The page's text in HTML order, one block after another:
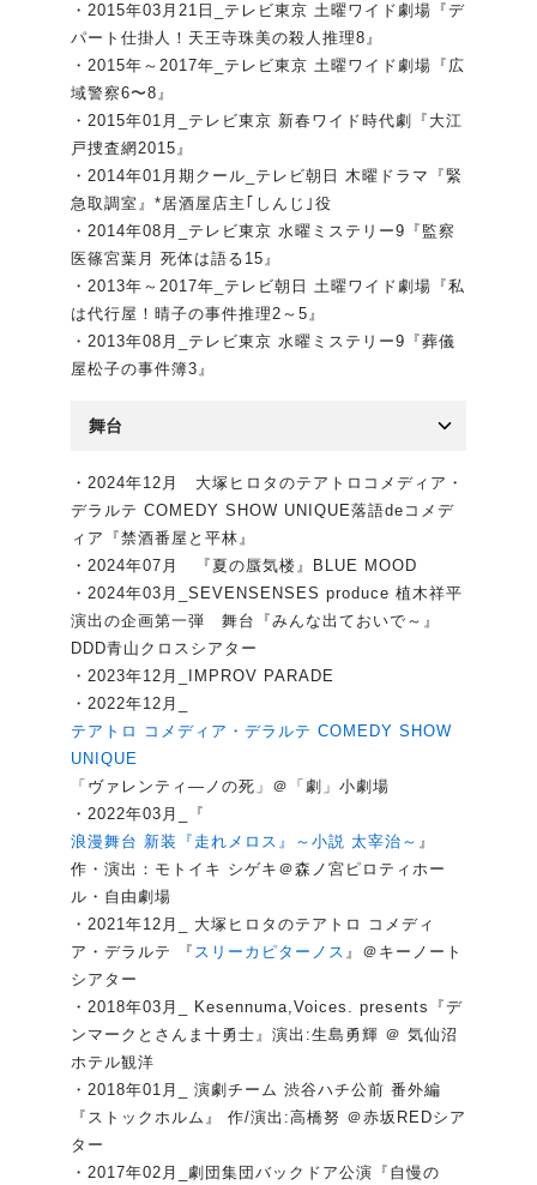
・2015年03月21日_テレビ東京 土曜ワイド劇場『デ
パート仕掛人！天王寺珠美の殺人推理8』
・2015年～2017年_テレビ東京 土曜ワイド劇場『広
域警察6〜8』
・2015年01月_テレビ東京 新春ワイド時代劇『大江
戸捜査網2015』
・2014年01月期クール_テレビ朝日 木曜ドラマ『緊
急取調室』*居酒屋店主｢しんじ｣役
・2014年08月_テレビ東京 水曜ミステリー9『監察
医篠宮葉月 死体は語る15』
・2013年～2017年_テレビ朝日 土曜ワイド劇場『私
は代行屋！晴子の事件推理2～5』
・2013年08月_テレビ東京 水曜ミステリー9『葬儀
屋松子の事件簿3』
舞台
・2024年12月 大塚ヒロタのテアトロコメディア・
デラルテ COMEDY SHOW UNIQUE落語deコメデ
ィア『禁酒番屋と平林』
・2024年07月 『夏の蜃気楼』BLUE MOOD
・2024年03月_SEVENSENSES produce 植木祥平
演出の企画第一弾 舞台『みんな出ておいで～』
DDD青山クロスシアター
・2023年12月_IMPROV PARADE
・2022年12月_
テアトロ コメディア・デラルテ COMEDY SHOW
UNIQUE
「ヴァレンティ―ノの死」＠「劇」小劇場
・2022年03月_『
浪漫舞台 新装『走れメロス』～小説 太宰治～ 』
作・演出：モトイキ シゲキ＠森ノ宮ピロティホー
ル・自由劇場
・2021年12月_ 大塚ヒロタのテアトロ コメディ
ア・デラルテ 『 スリーカピターノス 』＠キーノート
シアター
・2018年03月_ Kesennuma,Voices. presents『デ
ンマークとさんま十勇士』演出:生島勇輝 ＠ 気仙沼
ホテル観洋
・2018年01月_ 演劇チーム 渋谷ハチ公前 番外編
『ストックホルム』 作/演出:高橋努 ＠赤坂REDシア
ター
・2017年02月_劇団集団バックドア公演『自慢の